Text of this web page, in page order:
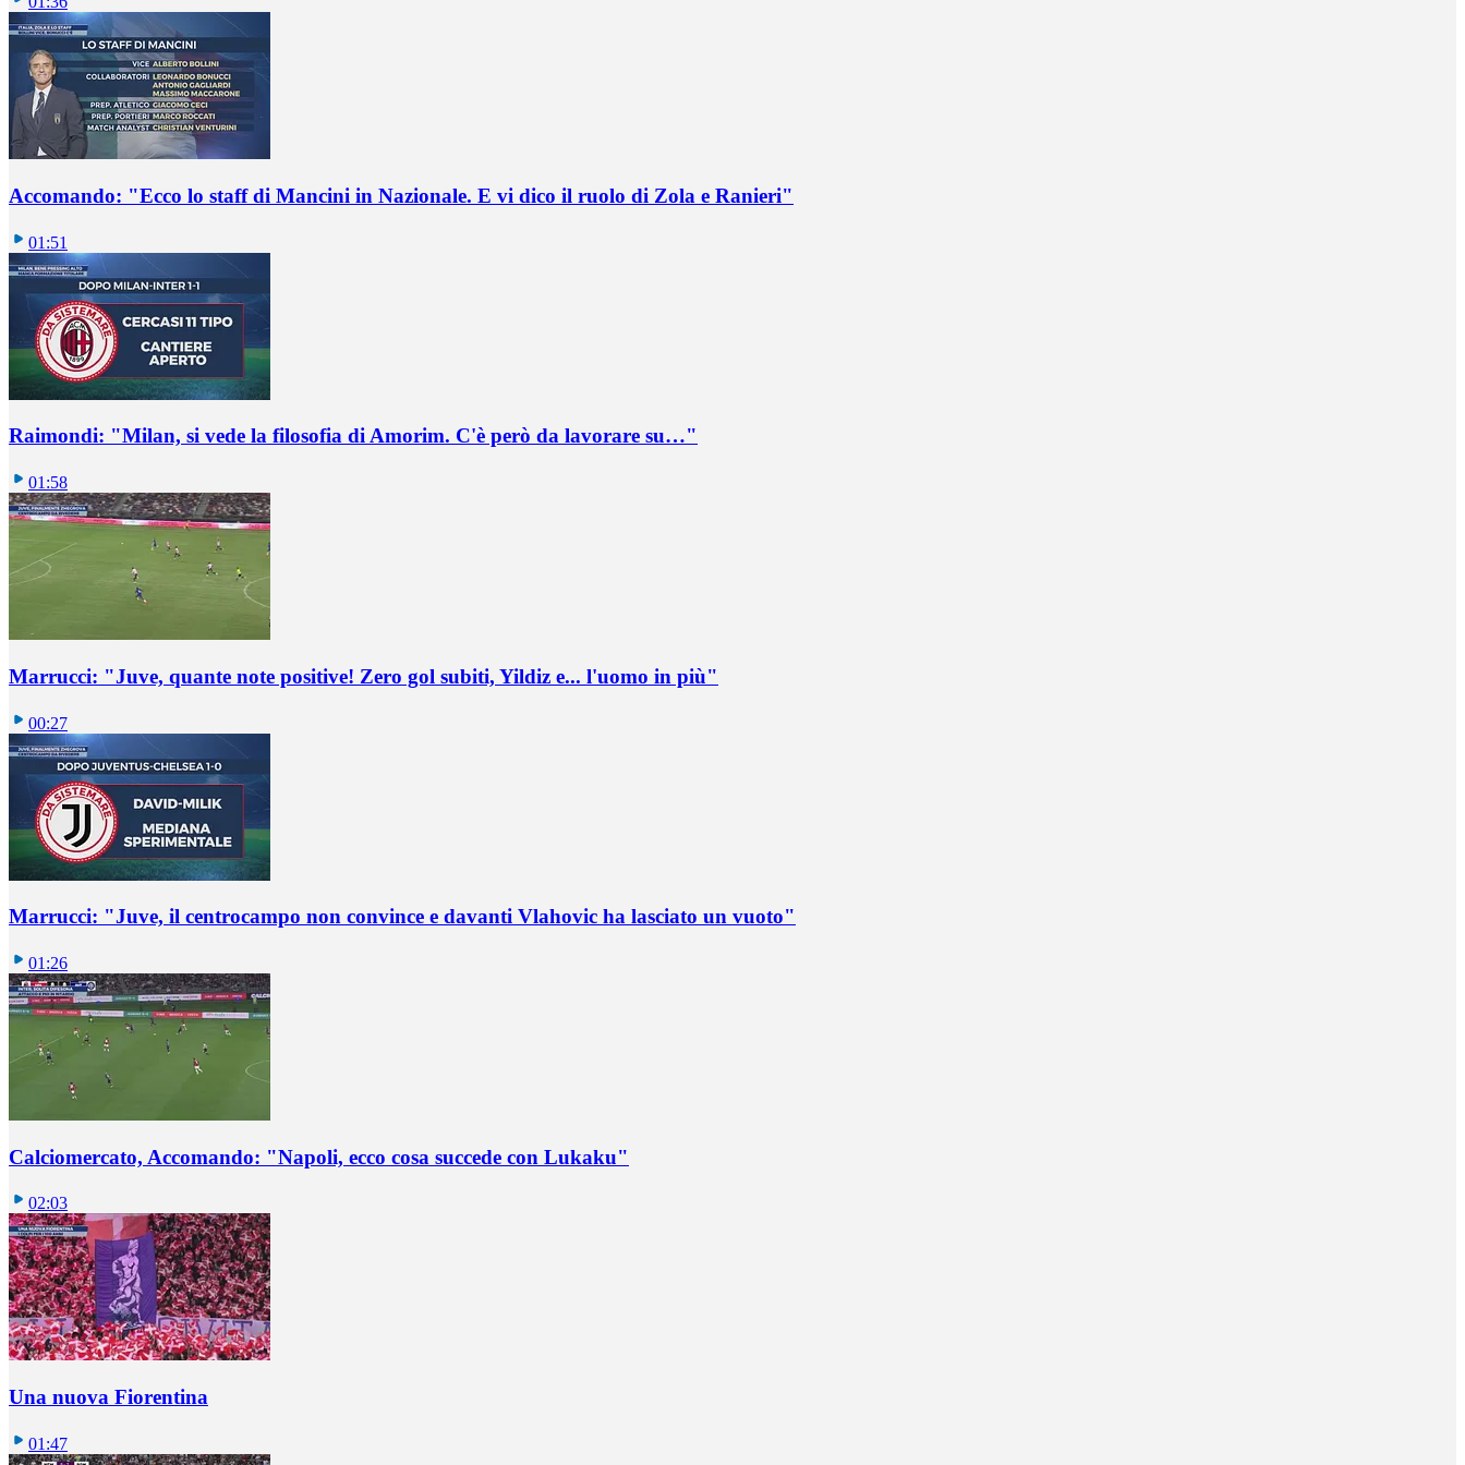
Accomando: "Ecco lo staff di Mancini in Nazionale. E vi dico il ruolo di Zola e Ranieri"
01:51
Raimondi: "Milan, si vede la filosofia di Amorim. C'è però da lavorare su…"
01:58
Marrucci: "Juve, quante note positive! Zero gol subiti, Yildiz e... l'uomo in più"
00:27
Marrucci: "Juve, il centrocampo non convince e davanti Vlahovic ha lasciato un vuoto"
01:26
Calciomercato, Accomando: "Napoli, ecco cosa succede con Lukaku"
02:03
Una nuova Fiorentina
01:47